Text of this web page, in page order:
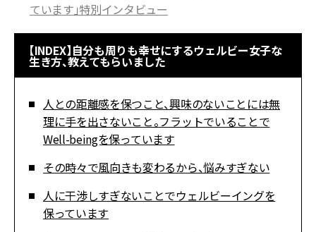
ています」特別インタビュー
【INDEX】自分も周りも幸せにするウェルビー女子な
生き方、教えてもらいました
人との距離感を保つこと、興味のないことには無
理に手を出さないこと。フラットでいることで
Well-beingを保っています
その時々で風向きも変わるから、悩みすぎない
人に干渉しすぎないことでウェルビーイングを
保っています